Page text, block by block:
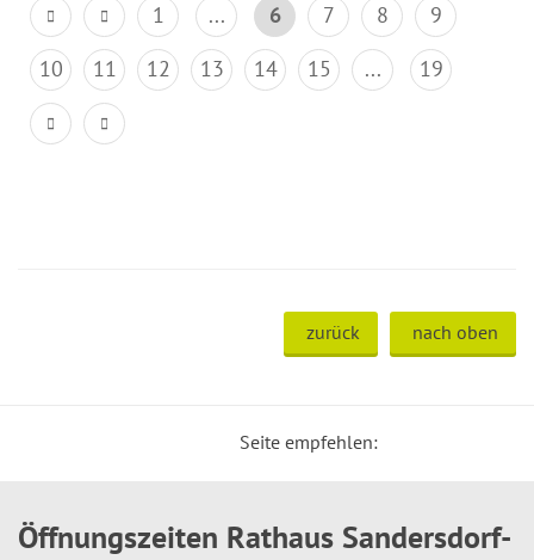
1 ... 6 7 8
9
10
11 12 13 14 15 ... 19
zurück nach oben
Seite empfehlen:
Öffnungszeiten Rathaus Sandersdorf-